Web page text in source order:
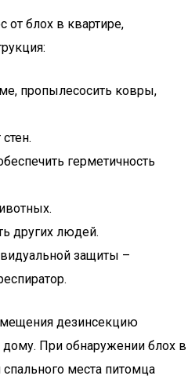
от блох в квартире,
пропылесосить ковры,
герметичность
других людей.
защиты –
дезинсекцию
дому. При обнаружении блох в
места питомца